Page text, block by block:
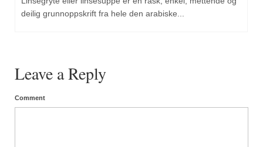
deilig grunnoppskrift fra hele den arabiske...
Leave a Reply
Comment